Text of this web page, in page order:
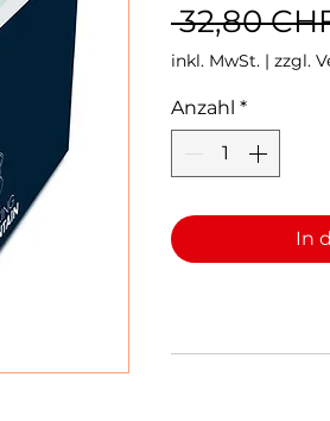
32,80
inkl. MwSt. | zzgl.
Anzahl *
In